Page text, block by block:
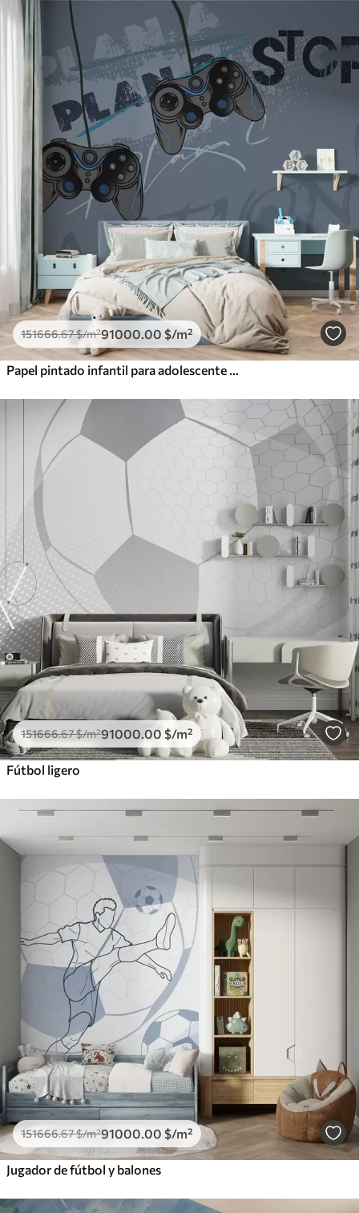
151666.67$/m²91000.00 $/m²
151666.67$/m²91000 .00 $/m²
Fútbol ligero
151666.67$/m²91000 .00 $/m²
Jugador de fútbol y balones